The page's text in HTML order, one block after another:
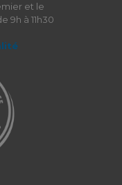
et le
9h à 11h30